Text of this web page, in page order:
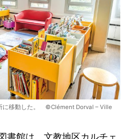
に移動した。 ©Clément Dorval – Ville
書館は、文教地区カルチェ